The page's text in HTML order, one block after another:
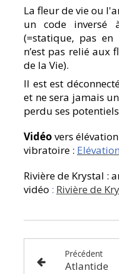
La fleur de vie ou
un code inversé
(=statique, pas en
n’est pas relié aux
de la Vie).
Il est est
et ne sera jamais
perdu ses
Vidéo vers
vibratoire :
Rivière de Krystal :
vidéo : Rivière de
Précédent
Atlantide